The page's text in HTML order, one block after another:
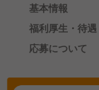
基本情報
福利厚生・待遇
応募について